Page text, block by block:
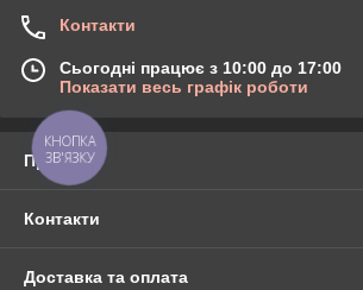
Контакти
Сьогодні працює з 10:00 до 17:00
Показати весь графік роботи
Про нас
Контакти
Доставка та оплата
КНОПКА
ЗВ'ЯЗКУ